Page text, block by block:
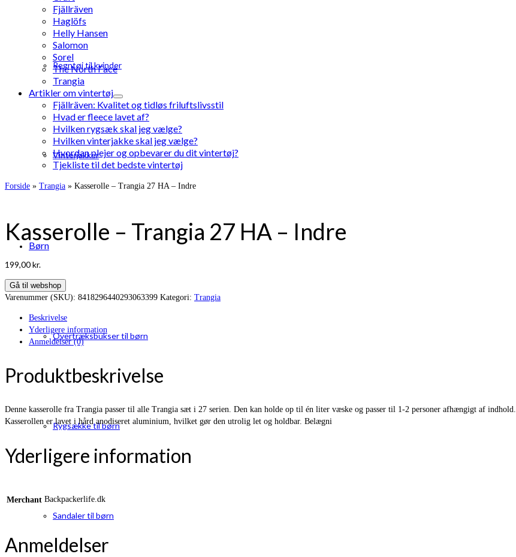
Regntøj til kvinder
Vinterjakker
Børn
Overtræksbukser til børn
Rygsække til børn
Sandaler til børn
Fjällräven
Haglöfs
Helly Hansen
Salomon
Sorel
The North Face
Trangia
Artikler om vintertøj
Fjällräven: Kvalitet og tidløs friluftslivsstil
Hvad er fleece lavet af?
Hvilken rygsæk skal jeg vælge?
Hvilken vinterjakke skal jeg vælge?
Hvordan plejer og opbevarer du dit vintertøj?
Tjekliste til det bedste vintertøj
Forside » Trangia » Kasserolle – Trangia 27 HA – Indre
Kasserolle – Trangia 27 HA – Indre
199,00kr.
Gå til webshop
Varenummer (SKU): 8418296440293063399 Kategori: Trangia
Beskrivelse
Yderligere information
Anmeldelser (0)
Produktbeskrivelse
Denne kasserolle fra Trangia passer til alle Trangia sæt i 27 serien. Den kan holde op til én liter væske og passer til 1-2 personer afhængigt af indhold.
Kasserollen er lavet i hård anodiseret aluminium, hvilket gør den utrolig let og holdbar. Belægni
Yderligere information
Merchant Backpackerlife.dk
Anmeldelser